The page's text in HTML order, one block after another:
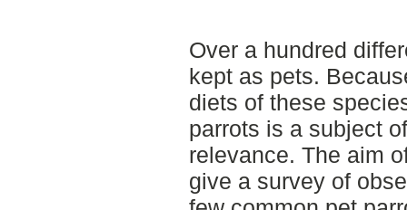
Over a hundred
kept as pets.
diets of these
parrots is a subject
relevance. The aim
give a survey of